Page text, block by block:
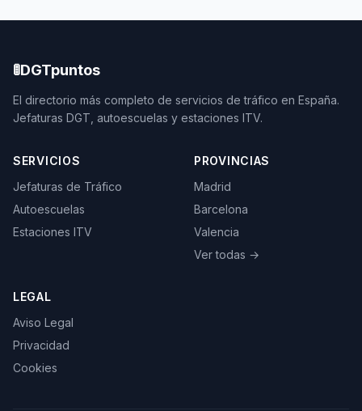
🚦DGTpuntos
El directorio más completo de servicios de tráfico en España.
Jefaturas DGT, autoescuelas y estaciones ITV.
SERVICIOS
Jefaturas de Tráfico
Autoescuelas
Estaciones ITV
PROVINCIAS
Madrid
Barcelona
Valencia
Ver todas →
LEGAL
Aviso Legal
Privacidad
Cookies